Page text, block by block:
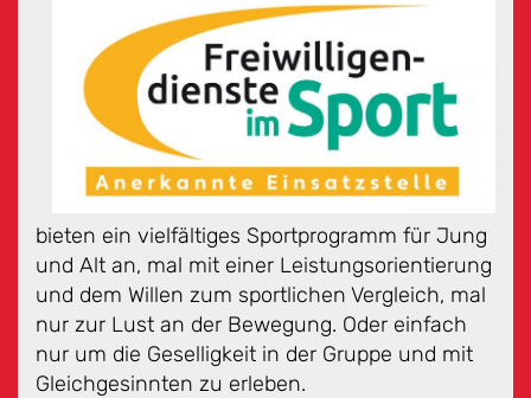
bieten ein vielfältiges Sportprogramm für Jung
und Alt an, mal mit einer Leistungsorientierung
und dem Willen zum sportlichen Vergleich, mal
nur zur Lust an der Bewegung. Oder einfach
nur um die Geselligkeit in der Gruppe und mit
Gleichgesinnten zu erleben.